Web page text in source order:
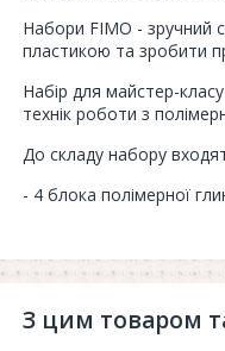
Набори FIMO - зручний
пластикою та зробити
Набір для майстер-
технік роботи з
До складу набору
- 4 блока полімерної
- детальна
Температура запікання:
З цим товаром